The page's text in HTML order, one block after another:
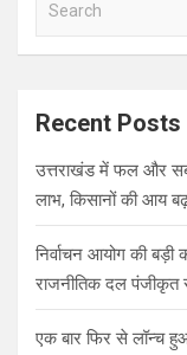
a
c
Recent Posts
उत्तराखंड में फल और
लाभ, किसानों की आय
निर्वाचन आयोग की बड़ी
राजनीतिक दल पंजीकृत
एक बार फिर से लॉन्च